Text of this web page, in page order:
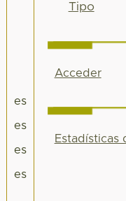
es
es
es
es
Tipo
Acceder
Estadísticas